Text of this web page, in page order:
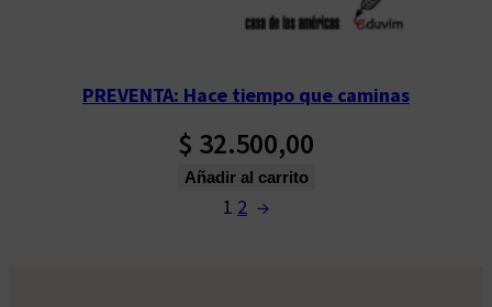
PREVENTA: Hace tiempo que caminas
$ 32.500,00
Añadir al carrito
1 2 →